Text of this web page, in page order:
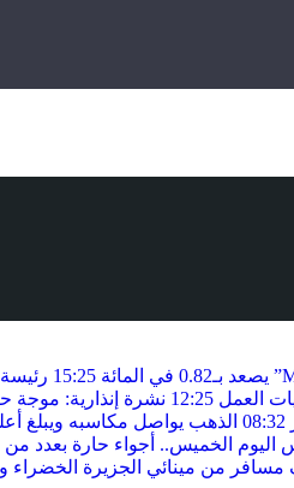
15:25
العمل 12:25 نشرة إنذارية: موجة
08:32 الذهب يواصل مكاسبه ويبلغ
الخميس.. أجواء حارة بعدد من